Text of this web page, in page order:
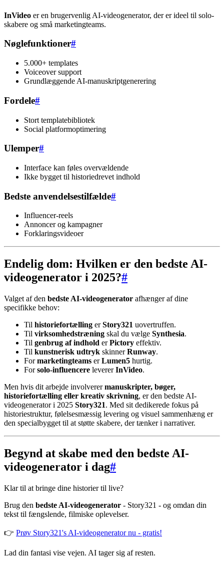
InVideo er en brugervenlig AI-videogenerator, der er ideel til solo-
skabere og små marketingteams.
Nøglefunktioner#
5.000+ templates
Voiceover support
Grundlæggende AI-manuskriptgenerering
Fordele#
Stort templatebibliotek
Social platformoptimering
Ulemper#
Interface kan føles overvældende
Ikke bygget til historiedrevet indhold
Bedste anvendelsestilfælde#
Influencer-reels
Annoncer og kampagner
Forklaringsvideoer
Endelig dom: Hvilken er den bedste AI-
videogenerator i 2025?#
Valget af den bedste AI-videogenerator afhænger af dine
specifikke behov:
Til historiefortælling erStory321 uovertruffen.
Til virksomhedstræning skal du vælge Synthesia.
Til genbrug af indhold erPictory effektiv.
Til kunstnerisk udtryk skinnerRunway.
Formarketingteams erLumen5 hurtig.
Forsolo-influencere levererInVideo.
Men hvis dit arbejde involverermanuskripter, bøger,
historiefortælling eller kreativ skrivning, er den bedste AI-
videogenerator i 2025 Story321. Med sit dedikerede fokus på
historiestruktur, følelsesmæssig levering og visuel sammenhæng er
den specialbygget til at støtte skabere, der tænker i narrativer.
Begynd at skabe med den bedste AI-
videogenerator i dag#
Klar til at bringe dine historier til live?
Brug den bedste AI-videogenerator - Story321 - og omdan din
tekst til fængslende, filmiske oplevelser.
👉 Prøv Story321's AI-videogenerator nu - gratis!
Lad din fantasi vise vejen. AI tager sig af resten.